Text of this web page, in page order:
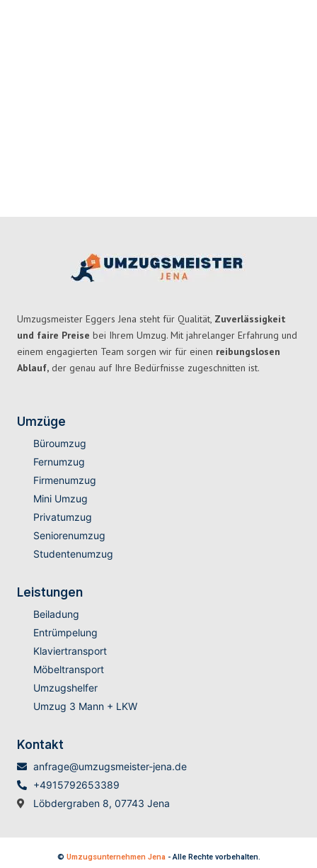
Umzugsmeister Eggers Jena steht für Qualität, Zuverlässigkeit
und faire Preise bei Ihrem Umzug. Mit jahrelanger Erfahrung und
einem engagierten Team sorgen wir für einen reibungslosen
Ablauf, der genau auf Ihre Bedürfnisse zugeschnitten ist.
Umzüge
Büroumzug
Fernumzug
Firmenumzug
Mini Umzug
Privatumzug
Seniorenumzug
Studentenumzug
Leistungen
Beiladung
Entrümpelung
Klaviertransport
Möbeltransport
Umzugshelfer
Umzug 3 Mann + LKW
Kontakt
anfrage@umzugsmeister-jena.de
+4915792653389
Löbdergraben 8, 07743 Jena
© Umzugsunternehmen Jena- Alle Rechte vorbehalten.